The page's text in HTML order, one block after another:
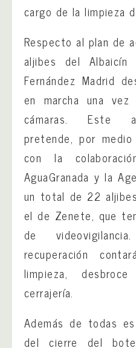
cargo de la limpieza
Respecto al plan de
aljibes del Albaicín
Fernández Madrid
en marcha una
cámaras. Este
pretende, por
con la
AguaGranada y la
un total de 22
el de Zenete, que
de
recuperación
limpieza,
cerrajería.
Además de todas
del cierre del